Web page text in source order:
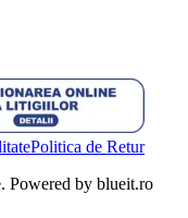
Politica de Retur
Powered by blueit.ro